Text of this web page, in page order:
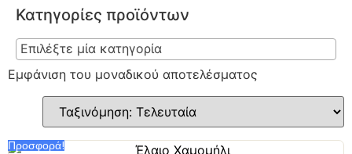
Κατηγορίες προϊόντων
Επιλέξτε μία κατηγορία
Εμφάνιση του μοναδικού αποτελέσματος
Προσφορά!